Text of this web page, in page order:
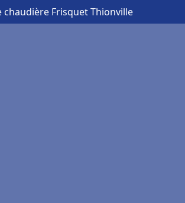
Frisquet Thionville